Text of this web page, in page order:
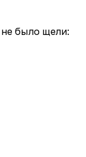
было щели: